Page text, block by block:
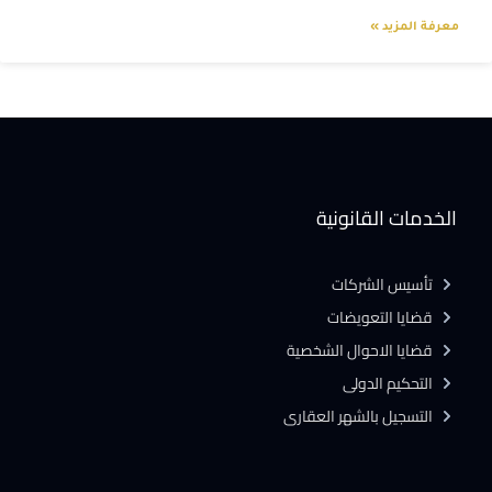
معرفة المزيد »
الخدمات القانونية
تأسيس الشركات
قضايا التعويضات
قضايا الاحوال الشخصية
التحكيم الدولى
التسجيل بالشهر العقارى